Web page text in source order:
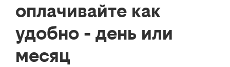
оплачивайте как
удобно - день или
месяц